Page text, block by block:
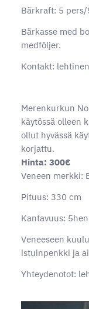
Bärkraft: 5 pers/
Bärkasse med
medföljer.
Kontakt:
Merenkurkun
käytössä olleen
ollut hyvässä
korjattu.
Hinta: 300€
Veneen merkki:
Pituus: 330 cm
Kantavuus:
Veneeseen
istuinpenkki ja
Yhteydenotot: